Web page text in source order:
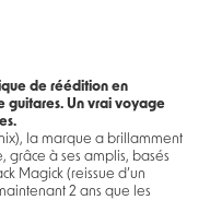
de réédition en
guitares. Un vrai voyage
la marque a brillamment
grâce à ses amplis, basés
Magick (reissue d’un
2 ans que les